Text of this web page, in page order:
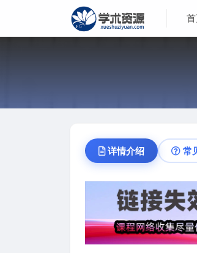
详情介绍 常